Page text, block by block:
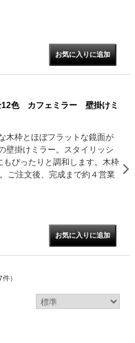
色 カフェミラー 壁掛けミ
木枠とほぼフラットな鏡面が
壁掛けミラー。スタイリッシ
ぴったりと調和します。木枠
ご注文後、完成まで約４営業
件）